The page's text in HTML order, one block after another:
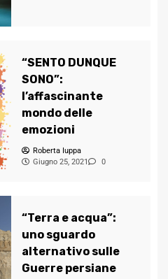
“SENTO DUNQUE
SONO”:
l’affascinante
mondo delle
emozioni
Roberta Iuppa
Giugno 25, 2021
0
“Terra e acqua”:
uno sguardo
alternativo sulle
Guerre persiane